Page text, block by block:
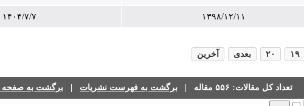
۱۳۹۸/۱۲/۱۱ ۱۴۰۴/۷/۷
۱۹ ۲۰ بعدی آخرین
تعداد کل مقالات: ۵۵۶ مقاله | برگشت به فهرست نشریات برگشت به صفحه